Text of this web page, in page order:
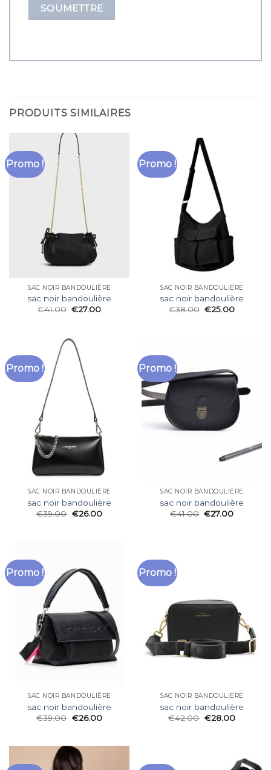
PRODUITS SIMILAIRES
Promo !
SAC NOIR BANDOULIÈRE
sac noir bandoulière
€41.00 €27.00
Promo !
SAC NOIR BANDOULIÈRE
sac noir bandoulière
€38.00 €25.00
Promo !
SAC NOIR BANDOULIÈRE
sac noir bandoulière
€39.00 €26.00
Promo !
SAC NOIR BANDOULIÈRE
sac noir bandoulière
€41.00 €27.00
Promo !
SAC NOIR BANDOULIÈRE
sac noir bandoulière
€39.00 €26.00
Promo !
SAC NOIR BANDOULIÈRE
sac noir bandoulière
€42.00 €28.00